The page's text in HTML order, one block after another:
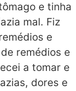
e tinha
mal. Fiz
e
remédios e
a tomar e
dores e